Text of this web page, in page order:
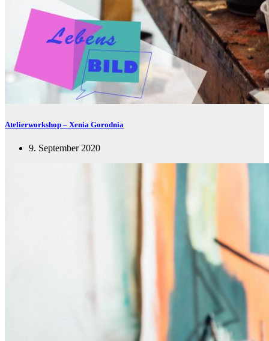
Atelierworkshop – Xenia Gorodnia
9. September 2020